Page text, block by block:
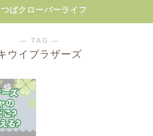
つばクローバーライフ
― TAG ―
ウイブラザーズ